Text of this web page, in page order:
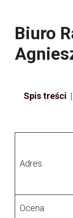
Biuro
Spis treści
Adres
Ocena